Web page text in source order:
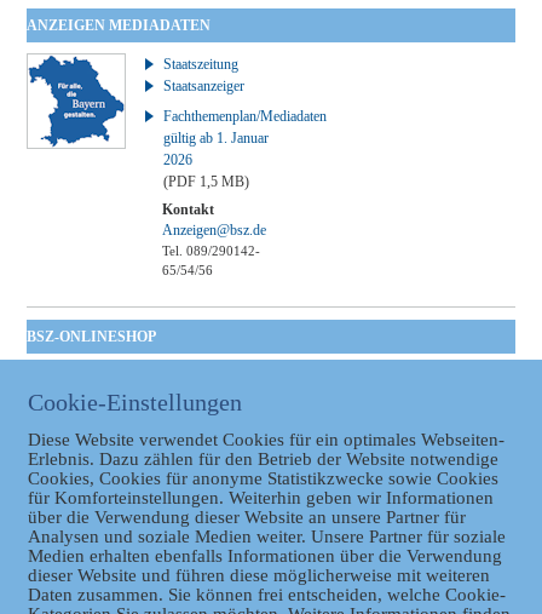
ANZEIGEN MEDIADATEN
Staatszeitung
Staatsanzeiger
Fachthemenplan/Mediadaten
gültig ab 1. Januar
2026
(PDF 1,5 MB)
Kontakt
Anzeigen@bsz.de
Tel. 089/290142-
65/54/56
BSZ-ONLINESHOP
Taschenbuch
GVBl | Einbanddecke
Datenschutz
Cookie-Einstellungen
Diese Website verwendet Cookies für ein optimales Webseiten-
Erlebnis. Dazu zählen für den Betrieb der Website notwendige
Cookies, Cookies für anonyme Statistikzwecke sowie Cookies
für Komforteinstellungen. Weiterhin geben wir Informationen
über die Verwendung dieser Website an unsere Partner für
Analysen und soziale Medien weiter. Unsere Partner für soziale
Medien erhalten ebenfalls Informationen über die Verwendung
dieser Website und führen diese möglicherweise mit weiteren
Daten zusammen. Sie können frei entscheiden, welche Cookie-